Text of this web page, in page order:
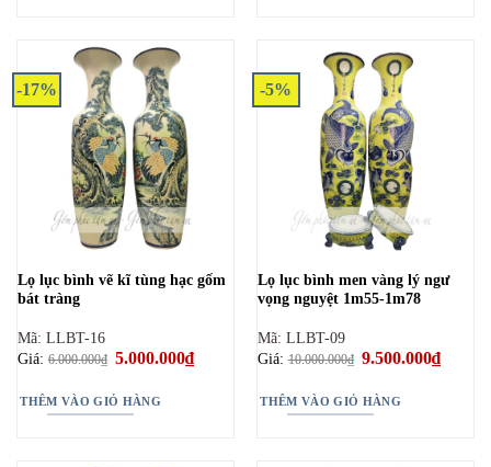
-17%
Lọ lục bình vẽ kĩ tùng hạc gốm
bát tràng
Mã: LLBT-16
Giá:6.000.000₫ Giá
gốc
6.000.000₫.
5.000.000₫Giá
hiện
THÊM VÀO GIỎ HÀNG
-5%
Lọ lục bình men vàng lý ngư
vọng nguyệt 1m55-1m78
Mã: LLBT-09
Giá:10.000.000₫ Giá
gốc
10.000.000₫.
9.500.000₫Giá
hiện
THÊM VÀO GIỎ HÀNG